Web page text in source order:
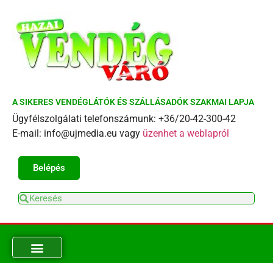
A SIKERES VENDÉGLÁTÓK ÉS SZÁLLÁSADÓK SZAKMAI LAPJA
Ügyfélszolgálati telefonszámunk: +36/20-42-300-42
E-mail: info@ujmedia.eu vagy üzenhet a weblapról
Belépés